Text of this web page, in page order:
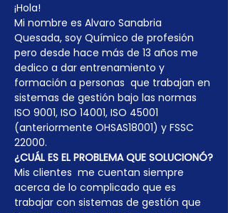
¡Hola!
Mi nombre es Alvaro Sanabria
Quesada, soy Químico de profesión
pero desde hace más de 13 años me
dedico a dar entrenamiento y
formación a personas  que trabajan en
sistemas de gestión bajo las normas
ISO 9001, ISO 14001, ISO 45001
(anteriormente OHSAS18001) y FSSC
22000.
¿CUÁL ES EL PROBLEMA QUE SOLUCIONÓ?
Mis clientes  me cuentan siempre
acerca de lo complicado que es
trabajar con sistemas de gestión que